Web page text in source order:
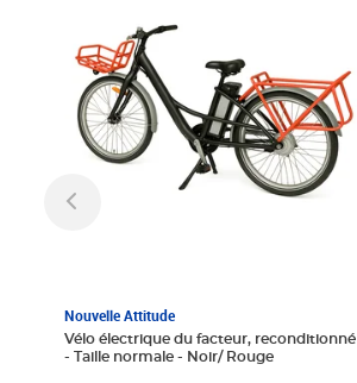
Nouvelle Attitude
Vélo électrique du facteur, reconditionné
- Taille normale - Noir/ Rouge